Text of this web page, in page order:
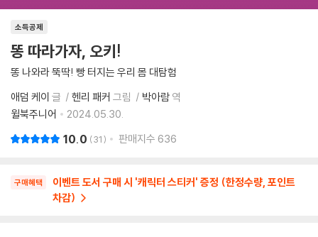
소득공제
똥 따라가자, 오키!
똥 나와라 뚝딱! 빵 터지는 우리 몸 대탐험
애덤 케이 글 헨리 패커 그림 박아람 역
윌북주니어
2024.05.30.
10.0 31 판매지수 636
구매혜택
이벤트 도서 구매 시 '캐릭터 스티커' 증정 (한정수량, 포인트
차감)